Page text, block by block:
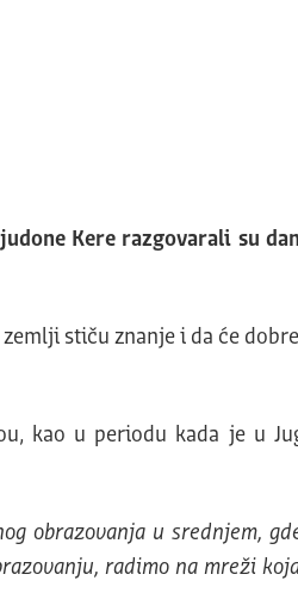
Kere razgovarali su
stiču znanje i da će
kao u periodu kada je u
obrazovanja u srednjem,
radimo na mreži